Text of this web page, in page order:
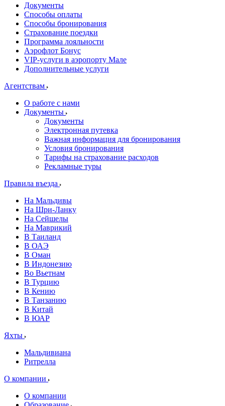
Документы
Способы оплаты
Способы бронирования
Страхование поездки
Программа лояльности
Аэрофлот Бонус
VIP-услуги в аэропорту Мале
Дополнительные услуги
Агентствам
О работе с нами
Документы
Документы
Электронная путевка
Важная информация для бронирования
Условия бронирования
Тарифы на страхование расходов
Рекламные туры
Правила въезда
На Мальдивы
На Шри-Ланку
На Сейшелы
На Маврикий
В Таиланд
В ОАЭ
В Оман
В Индонезию
Во Вьетнам
В Турцию
В Кению
В Танзанию
В Китай
В ЮАР
Яхты
Мальдивиана
Ритрелла
О компании
О компании